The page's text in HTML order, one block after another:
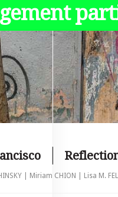
| Miriam CHION | Lisa M.